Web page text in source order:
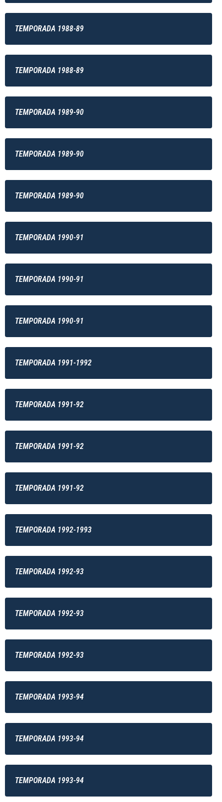
TEMPORADA 1988-89
TEMPORADA 1988-89
TEMPORADA 1989-90
TEMPORADA 1989-90
TEMPORADA 1989-90
TEMPORADA 1990-91
TEMPORADA 1990-91
TEMPORADA 1990-91
TEMPORADA 1991-1992
TEMPORADA 1991-92
TEMPORADA 1991-92
TEMPORADA 1991-92
TEMPORADA 1992-1993
TEMPORADA 1992-93
TEMPORADA 1992-93
TEMPORADA 1992-93
TEMPORADA 1993-94
TEMPORADA 1993-94
TEMPORADA 1993-94